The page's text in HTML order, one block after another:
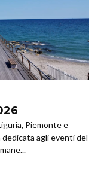
Piemonte e
dedicata agli eventi del